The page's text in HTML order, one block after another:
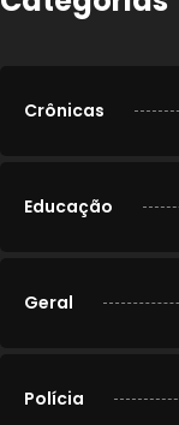
Crônicas
Educação
Geral
Polícia